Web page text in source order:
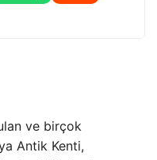
ve birçok
Antik Kenti,